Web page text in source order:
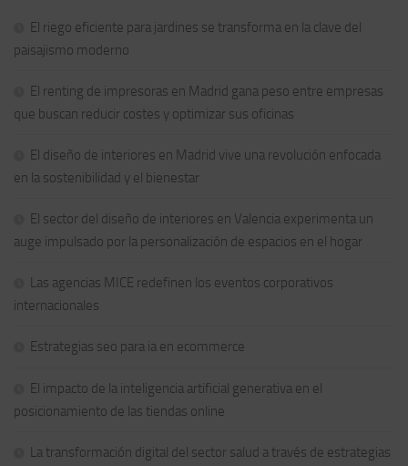
El riego eficiente para jardines se transforma en la clave del
paisajismo moderno
El renting de impresoras en Madrid gana peso entre empresas
que buscan reducir costes y optimizar sus oficinas
El diseño de interiores en Madrid vive una revolución enfocada
en la sostenibilidad y el bienestar
El sector del diseño de interiores en Valencia experimenta un
auge impulsado por la personalización de espacios en el hogar
Las agencias MICE redefinen los eventos corporativos
internacionales
Estrategias seo para ia en ecommerce
El impacto de la inteligencia artificial generativa en el
posicionamiento de las tiendas online
La transformación digital del sector salud a través de estrategias